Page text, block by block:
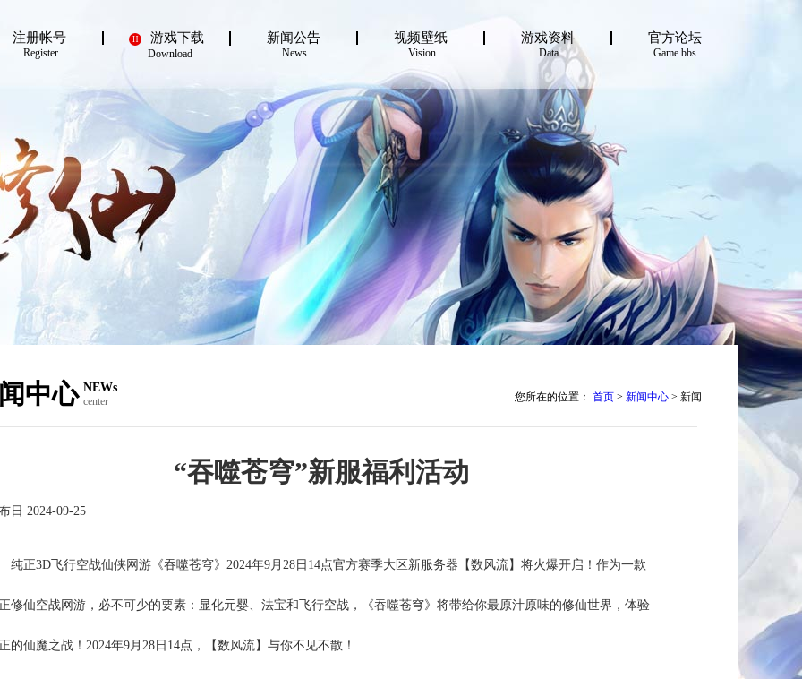
注册帐号
Register
H 游戏下载
Download
新闻公告
News
视频壁纸
Vision
游戏资料
Data
官方论坛
Game bbs
中心 NEWs
center 您所在的位置： 首页 > 新闻中心 > 新闻
“吞噬苍穹”新服福利活动
日 2024-09-25
纯正3D 飞行空战仙侠网游《吞噬苍穹》 2024年9月 28 日 14点官方赛季大区新服务器【数风流】将火爆开启！作为一款
修仙空战网游，必不可少的要素：显化元婴、法宝和飞行空战，《吞噬苍穹》将带给你最原汁原味的修仙世界，体验
的仙魔之战！ 2024年9月 28 日 14点，【数风流】与你不见不散！